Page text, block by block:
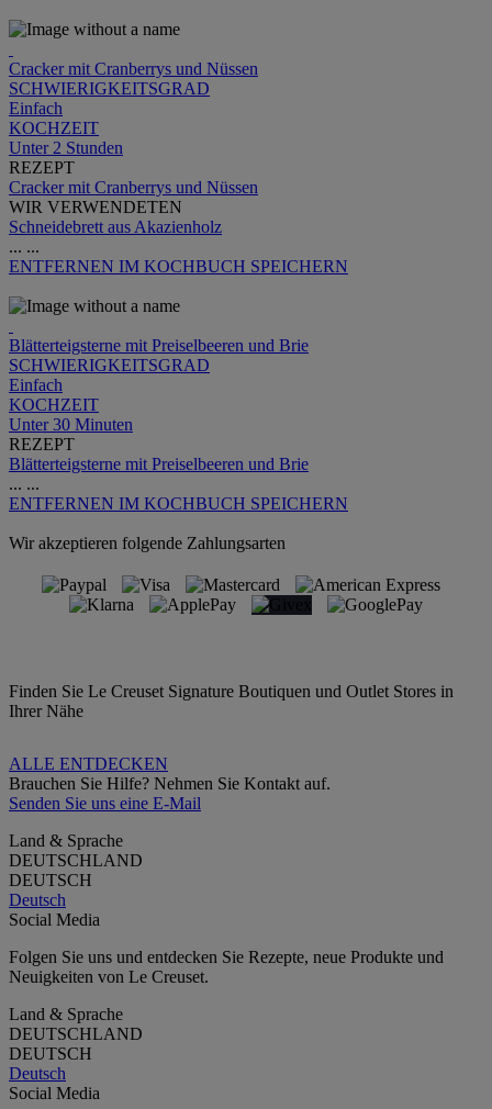
Cracker mit Cranberrys und Nüssen
SCHWIERIGKEITSGRAD
Einfach
KOCHZEIT
Unter 2 Stunden
REZEPT
Cracker mit Cranberrys und Nüssen
WIR VERWENDETEN
Schneidebrett aus Akazienholz
... ...
ENTFERNEN IM KOCHBUCH SPEICHERN
Blätterteigsterne mit Preiselbeeren und Brie
SCHWIERIGKEITSGRAD
Einfach
KOCHZEIT
Unter 30 Minuten
REZEPT
Blätterteigsterne mit Preiselbeeren und Brie
... ...
ENTFERNEN IM KOCHBUCH SPEICHERN
Wir akzeptieren folgende Zahlungsarten
Finden Sie Le Creuset Signature Boutiquen und Outlet Stores in
Ihrer Nähe
ALLE ENTDECKEN
Brauchen Sie Hilfe? Nehmen Sie Kontakt auf.
Senden Sie uns eine E-Mail
Land & Sprache
DEUTSCHLAND
DEUTSCH
Deutsch
Social Media
Folgen Sie uns und entdecken Sie Rezepte, neue Produkte und
Neuigkeiten von Le Creuset.
Land & Sprache
DEUTSCHLAND
DEUTSCH
Deutsch
Social Media